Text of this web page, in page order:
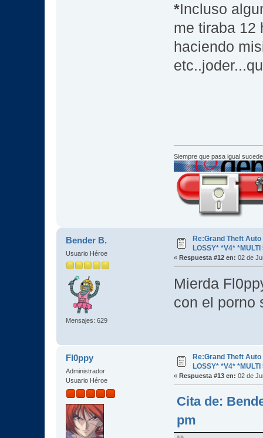
*Incluso
me tiraba 12
haciendo
Siempre que pasa igual
Bender B.
Usuario Héroe
Mensajes: 629
Re:Grand Theft
LOSSY* *V4*
« Respuesta #12 en: 02 de
Mierda
con el porno
Fl0ppy
Administrador
Usuario Héroe
Re:Grand Theft
LOSSY* *V4*
« Respuesta #13 en: 02 de
Cita de:
pm